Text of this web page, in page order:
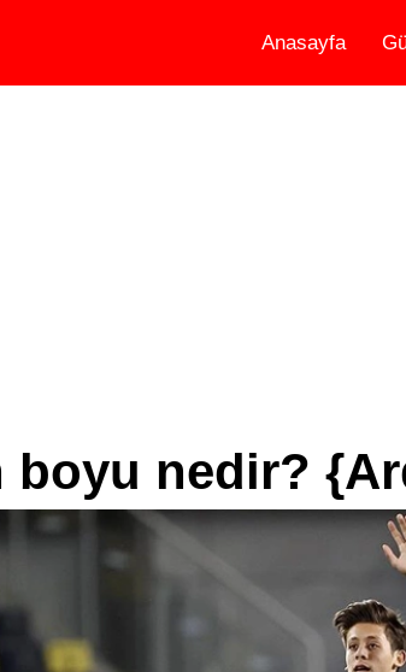
Anasayfa
boyu nedir?